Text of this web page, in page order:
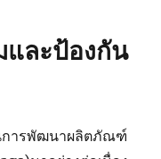
ละป้องกัน
การพัฒนาผลิตภัณฑ์